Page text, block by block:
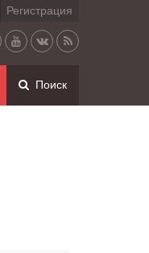
Регистрация
Поиск